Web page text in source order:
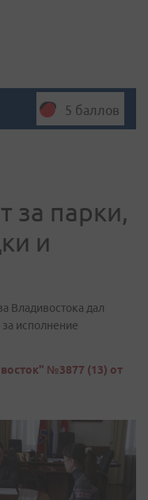
5 баллов
за парки,
и
Владивостока дал
исполнение
№3877 (13) от